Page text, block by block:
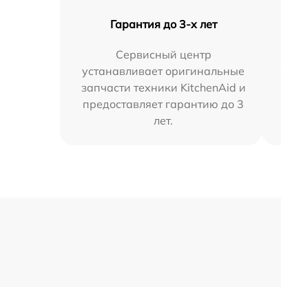
Гарантия до 3-х лет
Сервисный центр
устанавливает оригинальные
запчасти техники KitchenAid и
предоставляет гарантию до 3
лет.